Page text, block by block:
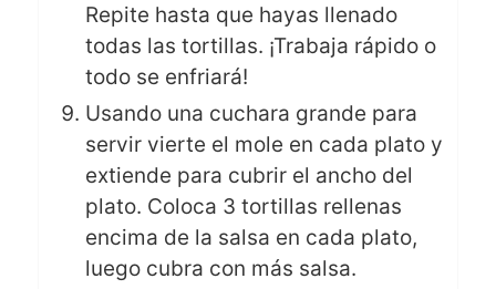
Repite hasta que hayas llenado
todas las tortillas. ¡Trabaja rápido o
todo se enfriará!
Usando una cuchara grande para
servir vierte el mole en cada plato y
extiende para cubrir el ancho del
plato. Coloca 3 tortillas rellenas
encima de la salsa en cada plato,
luego cubra con más salsa.